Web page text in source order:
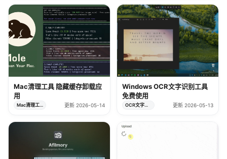
Mac清理工具 隐藏缓存卸载应
用
Mac清理工具 更新 2026-05-14
Windows OCR文字识别工具
免费使用
OCR文字识别 更新 2026-05-13